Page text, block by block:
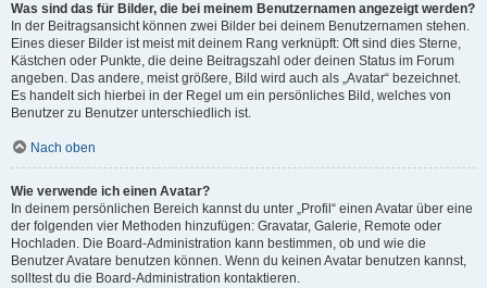
Was sind das für Bilder, die bei meinem Benutzernamen angezeigt werden?
In der Beitragsansicht können zwei Bilder bei deinem Benutzernamen stehen.
Eines dieser Bilder ist meist mit deinem Rang verknüpft: Oft sind dies Sterne,
Kästchen oder Punkte, die deine Beitragszahl oder deinen Status im Forum
angeben. Das andere, meist größere, Bild wird auch als „Avatar“ bezeichnet.
Es handelt sich hierbei in der Regel um ein persönliches Bild, welches von
Benutzer zu Benutzer unterschiedlich ist.
Nach oben
Wie verwende ich einen Avatar?
In deinem persönlichen Bereich kannst du unter „Profil“ einen Avatar über eine
der folgenden vier Methoden hinzufügen: Gravatar, Galerie, Remote oder
Hochladen. Die Board-Administration kann bestimmen, ob und wie die
Benutzer Avatare benutzen können. Wenn du keinen Avatar benutzen kannst,
solltest du die Board-Administration kontaktieren.